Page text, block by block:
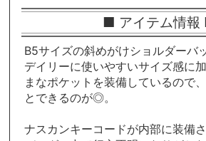
■ アイテム情
B5サイズの斜めがけショルダーバ
デイリーに使いやすいサイズ感に
まなポケットを装備しているので
とできるのが◎。
ナスカンキーコードが内部に装備さ